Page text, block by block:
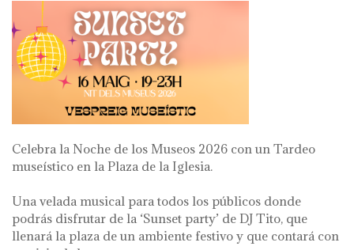
Celebra la Noche de los Museos 2026 con un Tardeo
museístico en la Plaza de la Iglesia.
Una velada musical para todos los públicos donde
podrás disfrutar de la ‘Sunset party’ de DJ Tito, que
llenará la plaza de un ambiente festivo y que contará con